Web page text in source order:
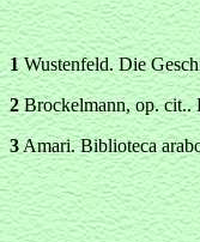
1Wustenfeld. Die
2Brockelmann, ор. cit..
3Amari. Biblioteca